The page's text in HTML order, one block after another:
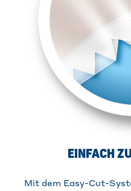
EINFACH
Mit dem Easy-Cut-